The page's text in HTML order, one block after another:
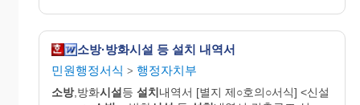
소방·방화시설 등 설치 내역서
민원행정서식 > 행정자치부
소방,방화시설등 설치내역서 [별지 제○호의○서식] <신설